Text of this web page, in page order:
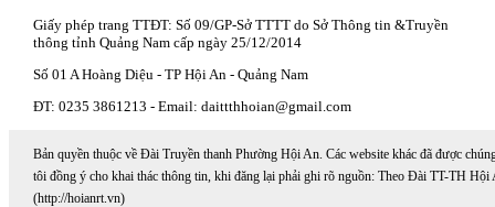
Giấy phép trang TTĐT: Số 09/GP-Sở TTTT do Sở Thông tin &Truyền
thông tỉnh Quảng Nam cấp ngày 25/12/2014
Số 01 A Hoàng Diệu - TP Hội An - Quảng Nam
ĐT: 0235 3861213 - Email: daittthhoian@gmail.com
Bản quyền thuộc về Đài Truyền thanh Phường Hội An. Các website khác đã được
tôi đồng ý cho khai thác thông tin, khi đăng lại phải ghi rõ nguồn: Theo Đài TT-TH Hội
(http://hoianrt.vn)